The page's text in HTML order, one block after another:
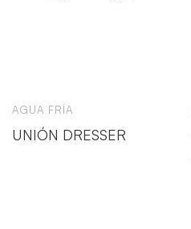
AGUA FRÍA
UNIÓN DRESSER